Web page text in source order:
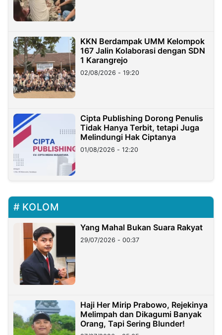
KKN Berdampak UMM Kelompok
167 Jalin Kolaborasi dengan SDN
1 Karangrejo
02/08/2026 - 19:20
Cipta Publishing Dorong Penulis
Tidak Hanya Terbit, tetapi Juga
Melindungi Hak Ciptanya
01/08/2026 - 12:20
KOLOM
Yang Mahal Bukan Suara Rakyat
29/07/2026 - 00:37
Haji Her Mirip Prabowo, Rejekinya
Melimpah dan Dikagumi Banyak
Orang, Tapi Sering Blunder!